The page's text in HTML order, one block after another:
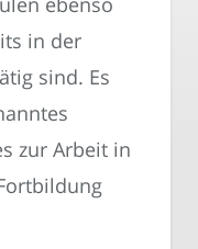
in der
sind. Es
zur Arbeit in